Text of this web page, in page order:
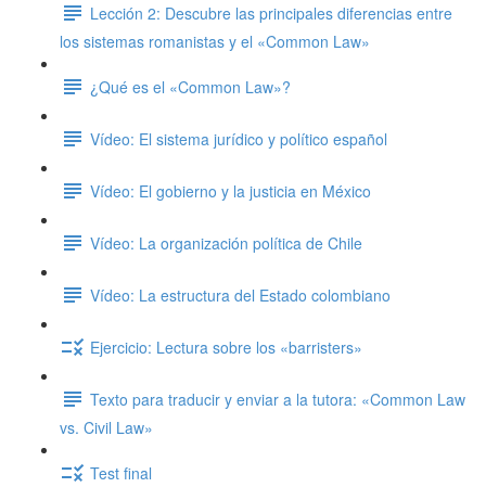
Lección 2: Descubre las principales diferencias entre
los sistemas romanistas y el «Common Law»
¿Qué es el «Common Law»?
Vídeo: El sistema jurídico y político español
Vídeo: El gobierno y la justicia en México
Vídeo: La organización política de Chile
Vídeo: La estructura del Estado colombiano
Ejercicio: Lectura sobre los «barristers»
Texto para traducir y enviar a la tutora: «Common Law
vs. Civil Law»
Test final